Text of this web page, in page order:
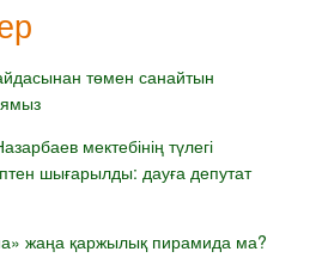
төмен санайтын
мектебінің түлегі
шығарылды: дауға депутат
жаңа қаржылық пирамида ма?